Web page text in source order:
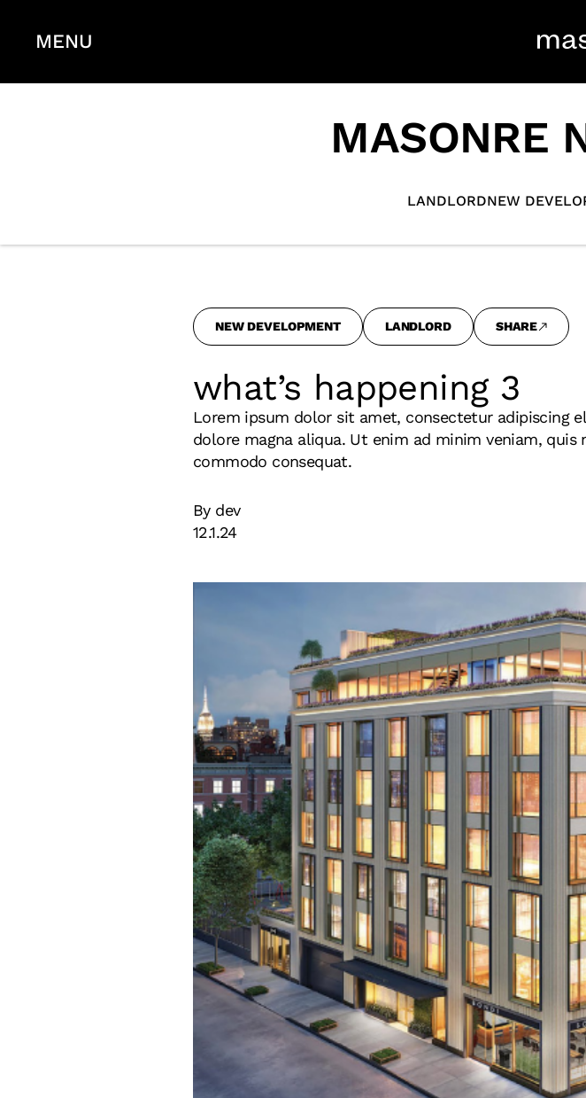
MENU
MASONRE
LANDLORDNEW
NEW DEVELOPMENT LANDLORD SHARE
what’s happening 3
Lorem ipsum dolor sit amet, consectetur adipiscing
dolore magna aliqua. Ut enim ad minim veniam,
commodo consequat.
By dev
12.1.24